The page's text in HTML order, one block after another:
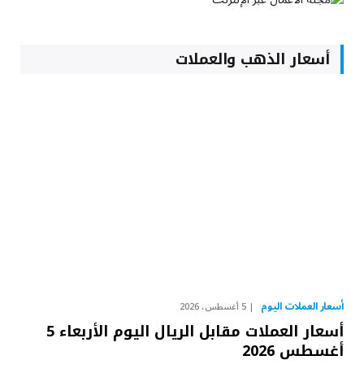
أسعار الذهب والعملات
أسعار العملات اليوم 5 أغسطس، 2026
أسعار العملات مقابل الريال اليوم الأربعاء 5
أغسطس 2026